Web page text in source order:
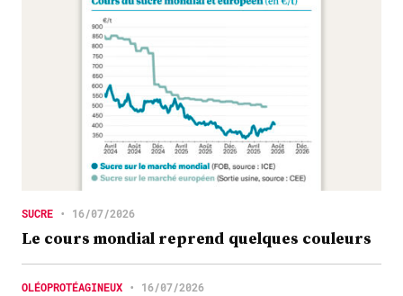
SUCRE • 16/07/2026
Le cours mondial reprend quelques couleurs
OLÉOPROTÉAGINEUX • 16/07/2026